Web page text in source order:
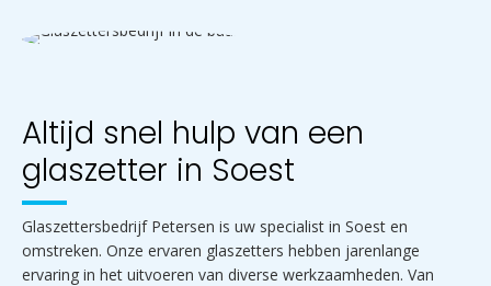
Altijd snel hulp van een
glaszetter in Soest
Glaszettersbedrijf Petersen is uw specialist in Soest en
omstreken. Onze ervaren glaszetters hebben jarenlange
ervaring in het uitvoeren van diverse werkzaamheden. Van